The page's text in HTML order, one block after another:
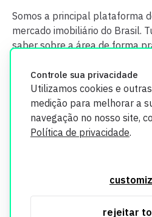
Controle sua privacidade
Utilizamos cookies e
medição para melhorar a
navegação no nosso site,
Política de privacidade.
rejeitar
Somos a principal plataforma
mercado imobiliário do Brasil.
saber sobre a área de forma
segurança. Todos os dados
utilizados exclusivamente para fins
informações, consulte nossa Política